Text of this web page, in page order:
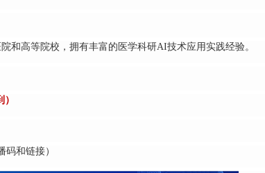
高等院校，拥有丰富的医学科研AI技术应用实践经验。
和链接）